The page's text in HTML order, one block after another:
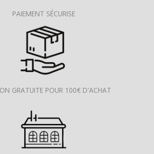
PAIEMENT SÉCURISE
GRATUITE POUR 100€ D'ACHAT